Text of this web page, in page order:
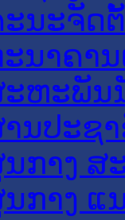
ນະຈັດ
ນາຄາ
ຫະພັນ
ນປະຊ
ກາງ ສ
ກາງ ແ